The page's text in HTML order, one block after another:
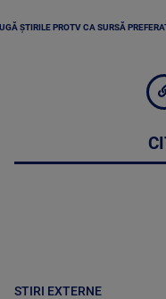
ȘTIRILE PROTV CA SURSĂ
STIRI EXTERNE